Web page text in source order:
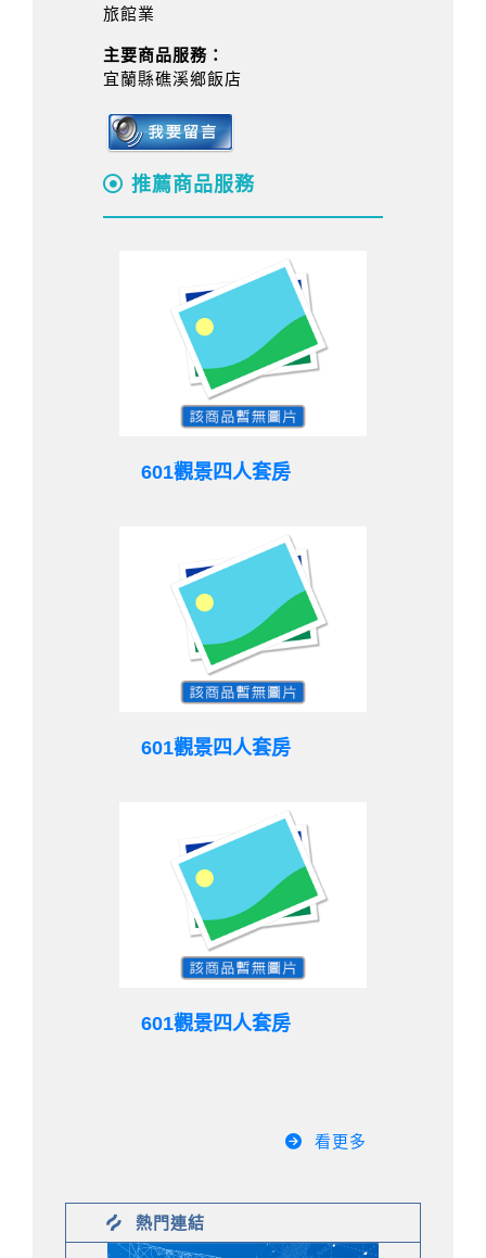
旅館業
主要商品服務：
宜蘭縣礁溪鄉飯店
推薦商品服務
601觀景四人套房
601觀景四人套房
601觀景四人套房
看更多
熱門連結